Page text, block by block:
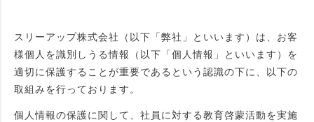
スリーアップ株式会社（以下「弊社」といいます）は、お客
様個人を識別しうる情報（以下「個人情報」といいます）を
適切に保護することが重要であるという認識の下に、以下の
取組みを行っております。
個人情報の保護に関して、社員に対する教育啓蒙活動を実施